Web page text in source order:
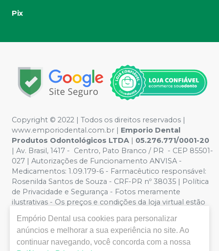
Pix
Copyright © 2022 | Todos os direitos reservados |
www.emporiodental.com.br | Emporio Dental
Produtos Odontológicos LTDA | 05.276.771/0001-20
| Av. Brasil, 1417 - Centro, Pato Branco / PR - CEP 85501-
027 | Autorizações de Funcionamento ANVISA -
Medicamentos: 1.09.179-6 - Farmacêutico responsável:
Rosenilda Santos de Souza - CRF-PR nº 38035 | Política
de Privacidade e Segurança - Fotos meramente
ilustrativas - Os preços e condições da loja virtual estão
no site, o valor válido é o do Carrinho de Compra. Não
vendemos por atacado, por isso nos reservamos o
direito de não atender compras de grandes volumes
Empório Dental usa cookies para personalizar
anúncios e melhorar a sua experiência no site. Ao
continuar navegando, você concorda com a nossa